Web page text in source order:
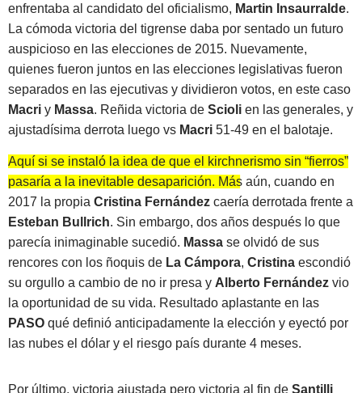
enfrentaba al candidato del oficialismo, Martin Insaurralde.
La cómoda victoria del tigrense daba por sentado un futuro
auspicioso en las elecciones de 2015. Nuevamente,
quienes fueron juntos en las elecciones legislativas fueron
separados en las ejecutivas y dividieron votos, en este caso
Macri y Massa. Reñida victoria de Scioli en las generales, y
ajustadísima derrota luego vs Macri 51-49 en el balotaje.
Aquí si se instaló la idea de que el kirchnerismo sin “fierros”
pasaría a la inevitable desaparición. Más aún, cuando en
2017 la propia Cristina Fernández caería derrotada frente a
Esteban Bullrich. Sin embargo, dos años después lo que
parecía inimaginable sucedió. Massa se olvidó de sus
rencores con los ñoquis de La Cámpora, Cristina escondió
su orgullo a cambio de no ir presa y Alberto Fernández vio
la oportunidad de su vida. Resultado aplastante en las
PASO qué definió anticipadamente la elección y eyectó por
las nubes el dólar y el riesgo país durante 4 meses.
Por último, victoria ajustada pero victoria al fin de Santilli